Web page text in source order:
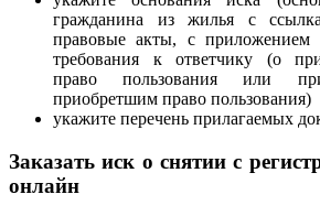
гражданина из жилья с
правовые акты, с приложением
требования к ответчику (о
право пользования или
приобретшим право пользования)
укажите перечень прилагаемых
Заказать иск о снятии с
онлайн